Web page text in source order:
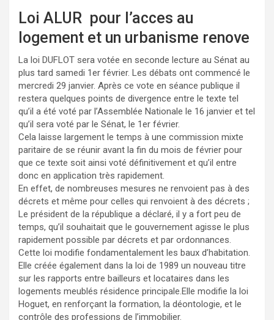
Loi ALUR pour l’acces au
logement et un urbanisme renove
La loi DUFLOT sera votée en seconde lecture au Sénat au
plus tard samedi 1er février. Les débats ont commencé le
mercredi 29 janvier. Après ce vote en séance publique il
restera quelques points de divergence entre le texte tel
qu’il a été voté par l’Assemblée Nationale le 16 janvier et tel
qu’il sera voté par le Sénat, le 1er février.
Cela laisse largement le temps à une commission mixte
paritaire de se réunir avant la fin du mois de février pour
que ce texte soit ainsi voté définitivement et qu’il entre
donc en application très rapidement.
En effet, de nombreuses mesures ne renvoient pas à des
décrets et même pour celles qui renvoient à des décrets ;
Le président de la république a déclaré, il y a fort peu de
temps, qu’il souhaitait que le gouvernement agisse le plus
rapidement possible par décrets et par ordonnances.
Cette loi modifie fondamentalement les baux d’habitation.
Elle créée également dans la loi de 1989 un nouveau titre
sur les rapports entre bailleurs et locataires dans les
logements meublés résidence principale.Elle modifie la loi
Hoguet, en renforçant la formation, la déontologie, et le
contrôle des professions de l’immobilier.